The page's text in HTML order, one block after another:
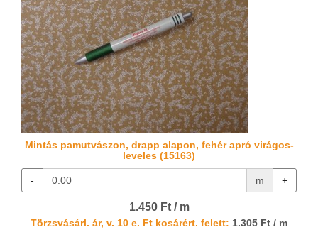
Mintás pamutvászon, drapp alapon, fehér apró virágos-
leveles (15163)
- m +
1.450 Ft / m
Törzsvásárl. ár, v. 10 e. Ft kosárért. felett: 1.305 Ft / m